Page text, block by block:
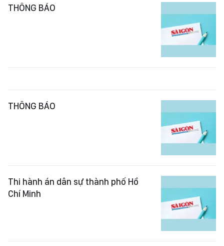
THÔNG BÁO
THÔNG BÁO
Thi hành án dân sự thành phố Hồ
Chí Minh